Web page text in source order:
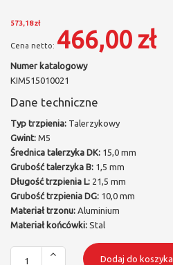
573,18 zł
466,00 zł
Numer katalogowy
KIM515010021
Dane techniczne
Typ trzpienia: Talerzykowy
Gwint: M5
Średnica talerzyka DK: 15,0 mm
Grubość talerzyka B: 1,5 mm
Długość trzpienia L: 21,5 mm
Grubość trzpienia DG: 10,0 mm
Materiał trzonu: Aluminium
Materiał końcówki: Stal
Dodaj do koszyka